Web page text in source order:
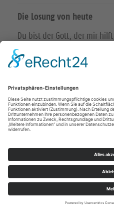
Die Losung von heute
Du bist der Gott, der mir
Psalm 25,5
Bittet, so wird euch
© Evangelische Brüder-Unität –
Weitere Informationen finden Sie hier
© Ev.-Luth. Kirchenbezirk Leisnig-Oschatz